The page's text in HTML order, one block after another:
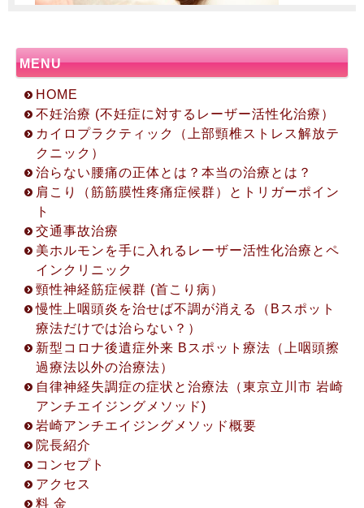
2022.8.19
初回限定！「電話相談・オンラインカウンセリン
グ」開設について
初回限定！「電話相談・オンラインカウンセリン
グ」開設について ◎アクセス方法 ※(①〜③から1
つお選び下さい。) ① 電話相談 (30分無料) ②
ZOOMカウンセリング (45分無料) ③ LINEビデオ
通話カウンセリング (45分無料) ◎お申込み方法
① 立川院予約受付 042-529-5123 ※受付時間
10:00〜17:00 (火曜日を除く平日のみ対応) ②
お問い合わせフォームからのご予約
MENU
HOME
不妊治療 (不妊症に対するレーザー活性化治療）
カイロプラクティック（上部頸椎ストレス解放テ
クニック）
治らない腰痛の正体とは？本当の治療とは？
肩こり（筋筋膜性疼痛症候群）とトリガーポイン
ト
交通事故治療
美ホルモンを手に入れるレーザー活性化治療とペ
インクリニック
頸性神経筋症候群 (首こり病）
慢性上咽頭炎を治せば不調が消える（Bスポット
療法だけでは治らない？）
新型コロナ後遺症外来 Bスポット療法（上咽頭擦
過療法以外の治療法）
自律神経失調症の症状と治療法（東京立川市 岩崎
アンチエイジングメソッド)
岩崎アンチエイジングメソッド概要
院長紹介
コンセプト
アクセス
料 金